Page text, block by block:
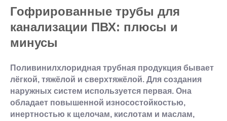
Гофрированные трубы для
канализации ПВХ: плюсы и
минусы
Поливинилхлоридная трубная продукция бывает
лёгкой, тяжёлой и сверхтяжёлой. Для создания
наружных систем используется первая. Она
обладает повышенной износостойкостью,
инертностью к щелочам, кислотам и маслам,